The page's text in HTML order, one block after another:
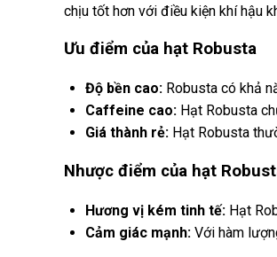
chịu tốt hơn với điều kiện khí hậu
Ưu điểm của hạt Robusta
Độ bền cao: Robusta có khả
Caffeine cao: Hạt Robusta
Giá thành rẻ: Hạt Robusta
Nhược điểm của hạt
Hương vị kém tinh tế: Hạt
Cảm giác mạnh: Với hàm